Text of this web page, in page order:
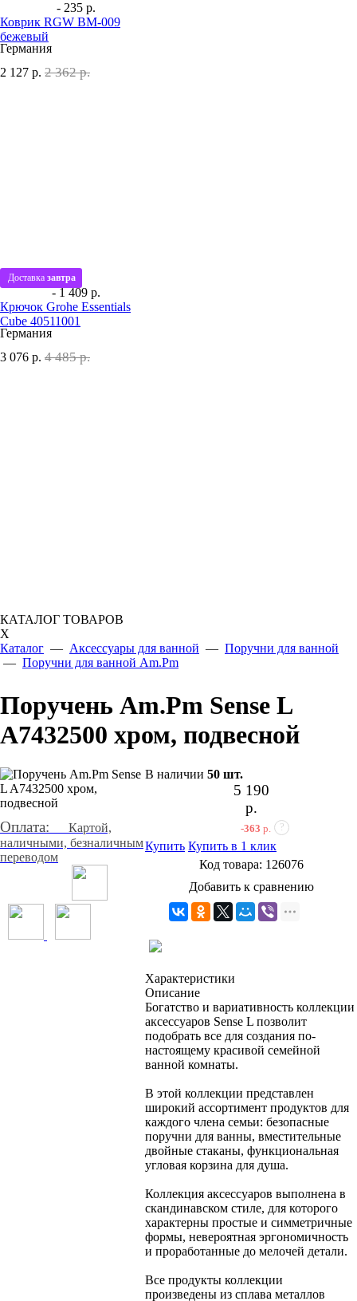
- 235 р.
Коврик RGW BM-009
бежевый
Германия
2 127 р. 2 362 р.
- 1 409 р.
Доставка завтра
Крючок Grohe Essentials
Cube 40511001
Германия
3 076 р. 4 485 р.
КАТАЛОГ ТОВАРОВ
X
Каталог — Аксессуары для ванной — Поручни для ванной
— Поручни для ванной Am.Pm
Поручень Am.Pm Sense L
A7432500 хром, подвесной
Оплата: Картой,
наличными, безналичным
переводом
В наличии 50 шт.
5 190
р.
-363 р. ?
Купить Купить в 1 клик
Код товара: 126076
Добавить к сравнению
Характеристики
Описание
Богатство и вариативность коллекции
аксессуаров Sense L позволит
подобрать все для создания по-
настоящему красивой семейной
ванной комнаты.
В этой коллекции представлен
широкий ассортимент продуктов для
каждого члена семьи: безопасные
поручни для ванны, вместительные
двойные стаканы, функциональная
угловая корзина для душа.
Коллекция аксессуаров выполнена в
скандинавском стиле, для которого
характерны простые и симметричные
формы, невероятная эргономичность
и проработанные до мелочей детали.
Все продукты коллекции
произведены из сплава металлов